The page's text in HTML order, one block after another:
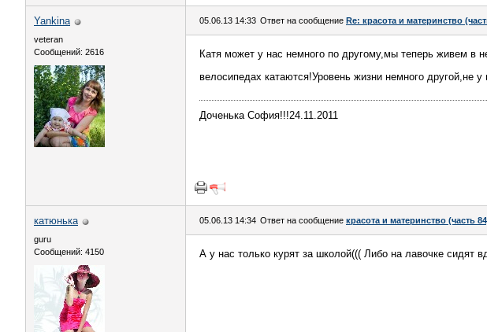
Yankina
veteran
Сообщений: 2616
05.06.13 14:33 Ответ на сообщение Re: красота и материнство
Катя может у нас немного по другому,мы теперь живем в
велосипедах катаются!Уровень жизни немного другой,не
Доченька София!!!24.11.2011
катюнька
guru
Сообщений: 4150
05.06.13 14:34 Ответ на сообщение красота и материнство (часть
А у нас только курят за школой((( Либо на лавочке сидят